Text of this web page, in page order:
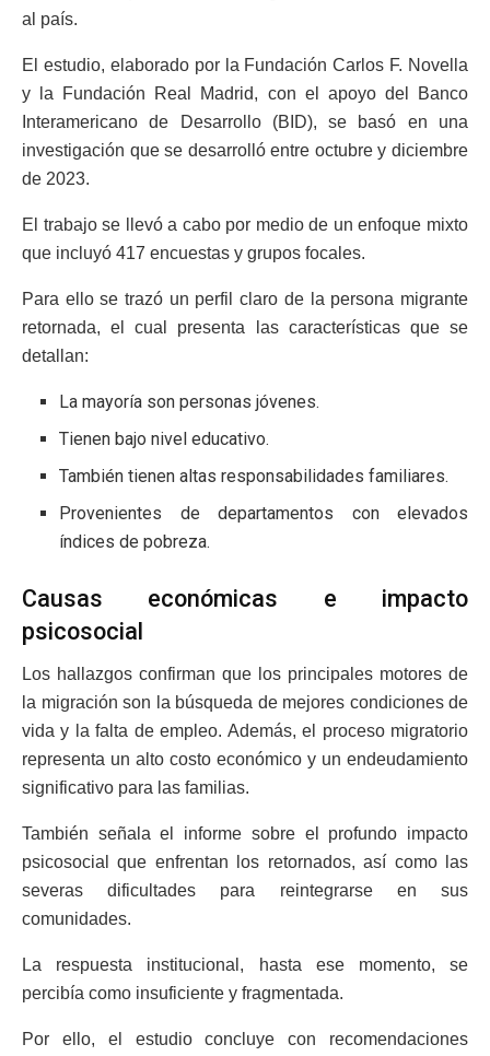
al país.
El estudio, elaborado por la Fundación Carlos F. Novella
y la Fundación Real Madrid, con el apoyo del Banco
Interamericano de Desarrollo (BID), se basó en una
investigación que se desarrolló entre octubre y diciembre
de 2023.
El trabajo se llevó a cabo por medio de un enfoque mixto
que incluyó 417 encuestas y grupos focales.
Para ello se trazó un perfil claro de la persona migrante
retornada, el cual presenta las características que se
detallan:
La mayoría son personas jóvenes.
Tienen bajo nivel educativo.
También tienen altas responsabilidades familiares.
Provenientes de departamentos con elevados
índices de pobreza.
Causas económicas e impacto
psicosocial
Los hallazgos confirman que los principales motores de
la migración son la búsqueda de mejores condiciones de
vida y la falta de empleo. Además, el proceso migratorio
representa un alto costo económico y un endeudamiento
significativo para las familias.
También señala el informe sobre el profundo impacto
psicosocial que enfrentan los retornados, así como las
severas dificultades para reintegrarse en sus
comunidades.
La respuesta institucional, hasta ese momento, se
percibía como insuficiente y fragmentada.
Por ello, el estudio concluye con recomendaciones